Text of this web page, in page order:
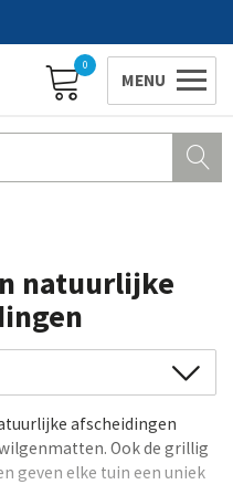
0
natuurlijke
afscheidingen
Ook de grillig
geven elke tuin een uniek